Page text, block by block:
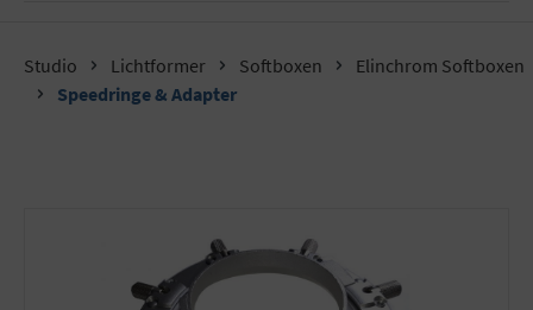
Studio Lichtformer Softboxen
Elinchrom Softboxen
Speedringe & Adapter